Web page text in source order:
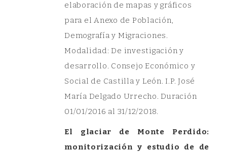
elaboración de mapas y gráficos
para el Anexo de Población,
Demografía y Migraciones.
Modalidad: De investigación y
desarrollo. Consejo Económico y
Social de Castilla y León. I.P. José
María Delgado Urrecho. Duración
01/01/2016 al 31/12/2018.
El glaciar de Monte Perdido:
monitorización y estudio de de